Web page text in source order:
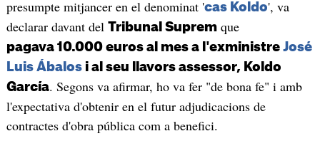
presumpte mitjancer en el denominat 'cas Koldo', va
declarar davant del Tribunal Supremque
pagava 10.000 euros al mes a l'exministre José
Luis Ábalosi al seu llavors assessor, Koldo
García. Segons va afirmar, ho va fer "de bona fe" i amb
l'expectativa d'obtenir en el futur adjudicacions de
contractes d'obra pública com a benefici.